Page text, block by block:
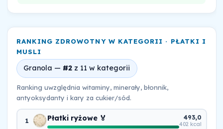
RANKING ZDROWOTNY W KATEGORII · PŁATKI I
MUSLI
Granola — #2 z 11 w kategorii
Ranking uwzględnia witaminy, minerały, błonnik,
antyoksydanty i kary za cukier/sód.
1 Płatki ryżowe 🏅 493,0
402 kcal